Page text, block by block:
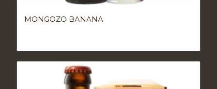
MONGOZO BANANA